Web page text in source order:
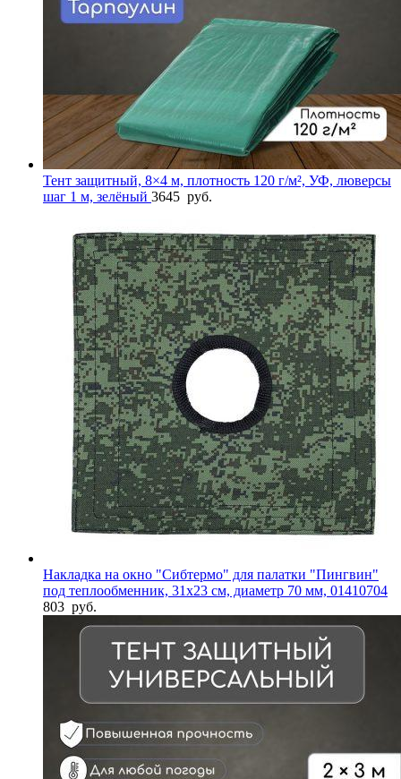
Тент защитный, 8×4 м, плотность 120 г/м², УФ, люверсы
шаг 1 м, зелёный 3645 руб.
Накладка на окно "Сибтермо" для палатки "Пингвин"
под теплообменник, 31х23 см, диаметр 70 мм, 01410704
803 руб.